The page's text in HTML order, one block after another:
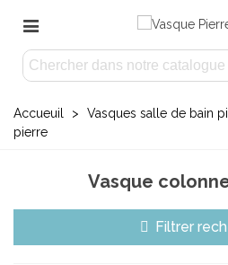
Accueuil > Vasques salle de bain
pierre
Vasque
Filtrer